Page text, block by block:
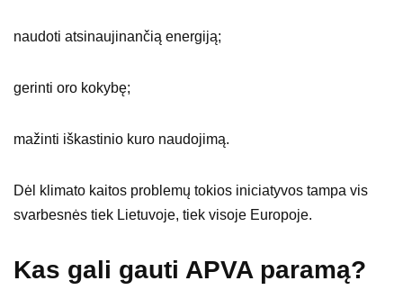
naudoti atsinaujinančią energiją;
gerinti oro kokybę;
mažinti iškastinio kuro naudojimą.
Dėl klimato kaitos problemų tokios iniciatyvos tampa vis
svarbesnės tiek Lietuvoje, tiek visoje Europoje.
Kas gali gauti APVA paramą?